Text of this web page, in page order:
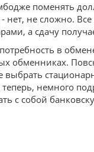
поменять
нет, не сложно.
а сдачу
в
обменниках.
немного
с собой